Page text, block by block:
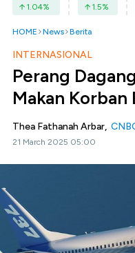
1.04% 1.5%
HOME News Berita
INTERNASIONAL
Perang
Makan Korban
Thea Fathanah Arbar,
21 March 2025 05:00